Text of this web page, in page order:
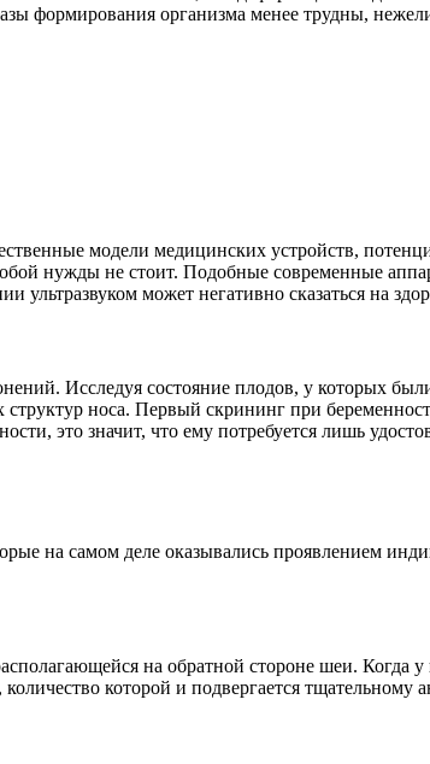
формирования организма менее трудны,
модели медицинских устройств,
нужды не стоит. Подобные современные
может негативно сказаться на
Исследуя состояние плодов, у которых
носа. Первый скрининг при
это значит, что ему потребуется лишь
на самом деле оказывались проявлением
на обратной стороне шеи. Когда
которой и подвергается тщательному